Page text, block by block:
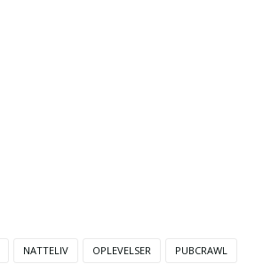
NATTELIV OPLEVELSER PUBCRAWL